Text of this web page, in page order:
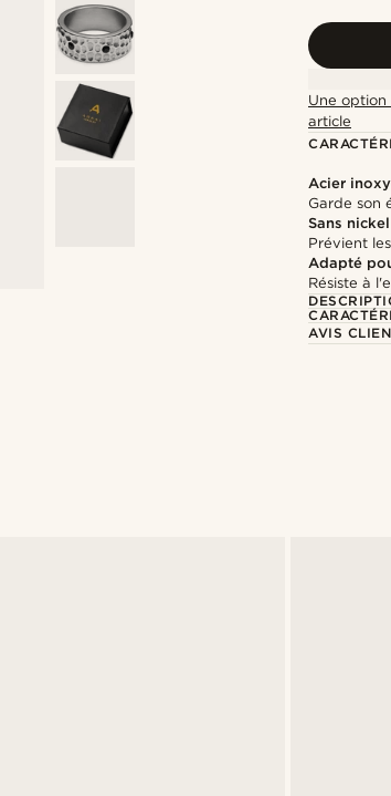
Une
article
Acier
Garde son
Sans nickel
Prévient
Adapté
Résiste à
AVIS